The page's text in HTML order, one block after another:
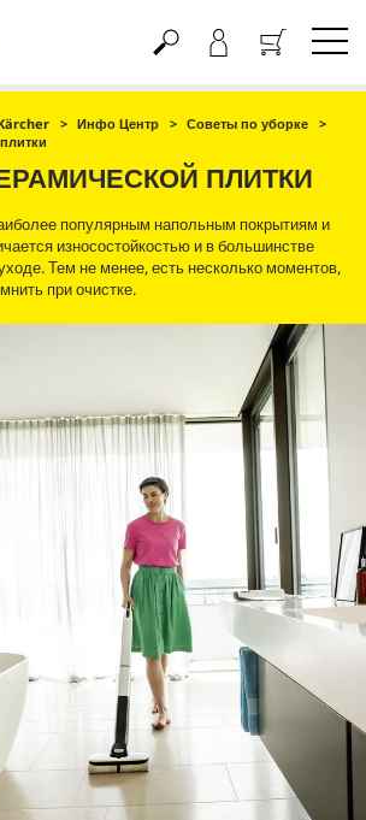
Инфо Центр
Советы по уборке
ПЛИТКИ
популярным напольным покрытиям и
износостойкостью и в большинстве
Тем не менее, есть несколько моментов,
при очистке.